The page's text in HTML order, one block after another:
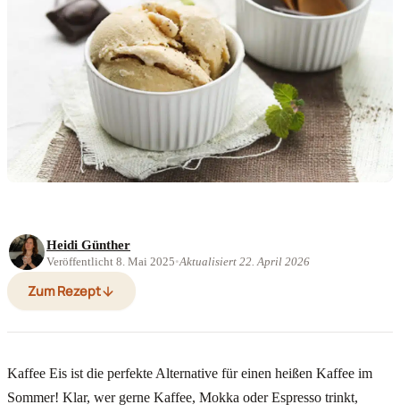
Heidi Günther
Veröffentlicht 8. Mai 2025•Aktualisiert 22. April 2026
Zum Rezept
Kaffee Eis ist die perfekte Alternative für einen heißen Kaffee im
Sommer! Klar, wer gerne Kaffee, Mokka oder Espresso trinkt,